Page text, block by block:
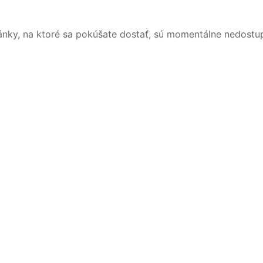
na ktoré sa pokúšate dostať, sú momentálne